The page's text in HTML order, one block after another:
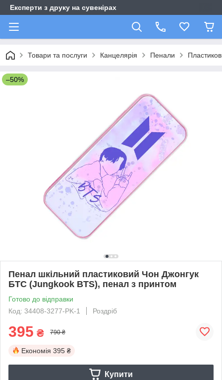
Експерти з друку на сувенірах
Товари та послуги Канцелярія Пенали
–50%
Пенал шкільний пластиковий Чон Джонгук
БТС (Jungkook BTS), пенал з принтом
Готово до відправки
Код: 34408-3277-PK-1
Роздріб
395 ₴ 790 ₴
Економія 395 ₴
Купити